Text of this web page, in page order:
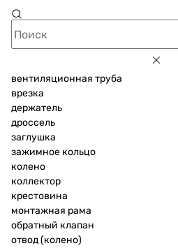
вентиляционная труба
врезка
держатель
дроссель
заглушка
зажимное кольцо
колено
коллектор
крестовина
монтажная рама
обратный клапан
отвод (колено)